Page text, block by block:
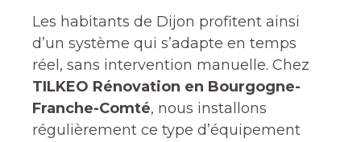
Les habitants de Dijon profitent ainsi
d’un système qui s’adapte en temps
réel, sans intervention manuelle. Chez
TILKEO Rénovation en Bourgogne-
Franche-Comté, nous installons
régulièrement ce type d’équipement